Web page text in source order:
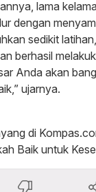
lama
dengan
sedikit
berhasil
Anda akan
ujarnya.
di
Baik untuk